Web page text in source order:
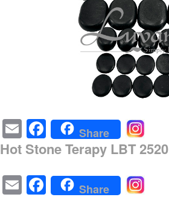
EmailFacebook
Share
Hot Stone Terapy LBT 2520
EmailFacebook
Share